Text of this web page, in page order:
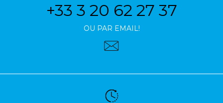
+33 3 20 62 27 37
OU PAR EMAIL!